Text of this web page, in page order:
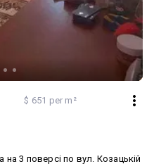
$ 651 per m²
3 поверсі по вул. Козацькій